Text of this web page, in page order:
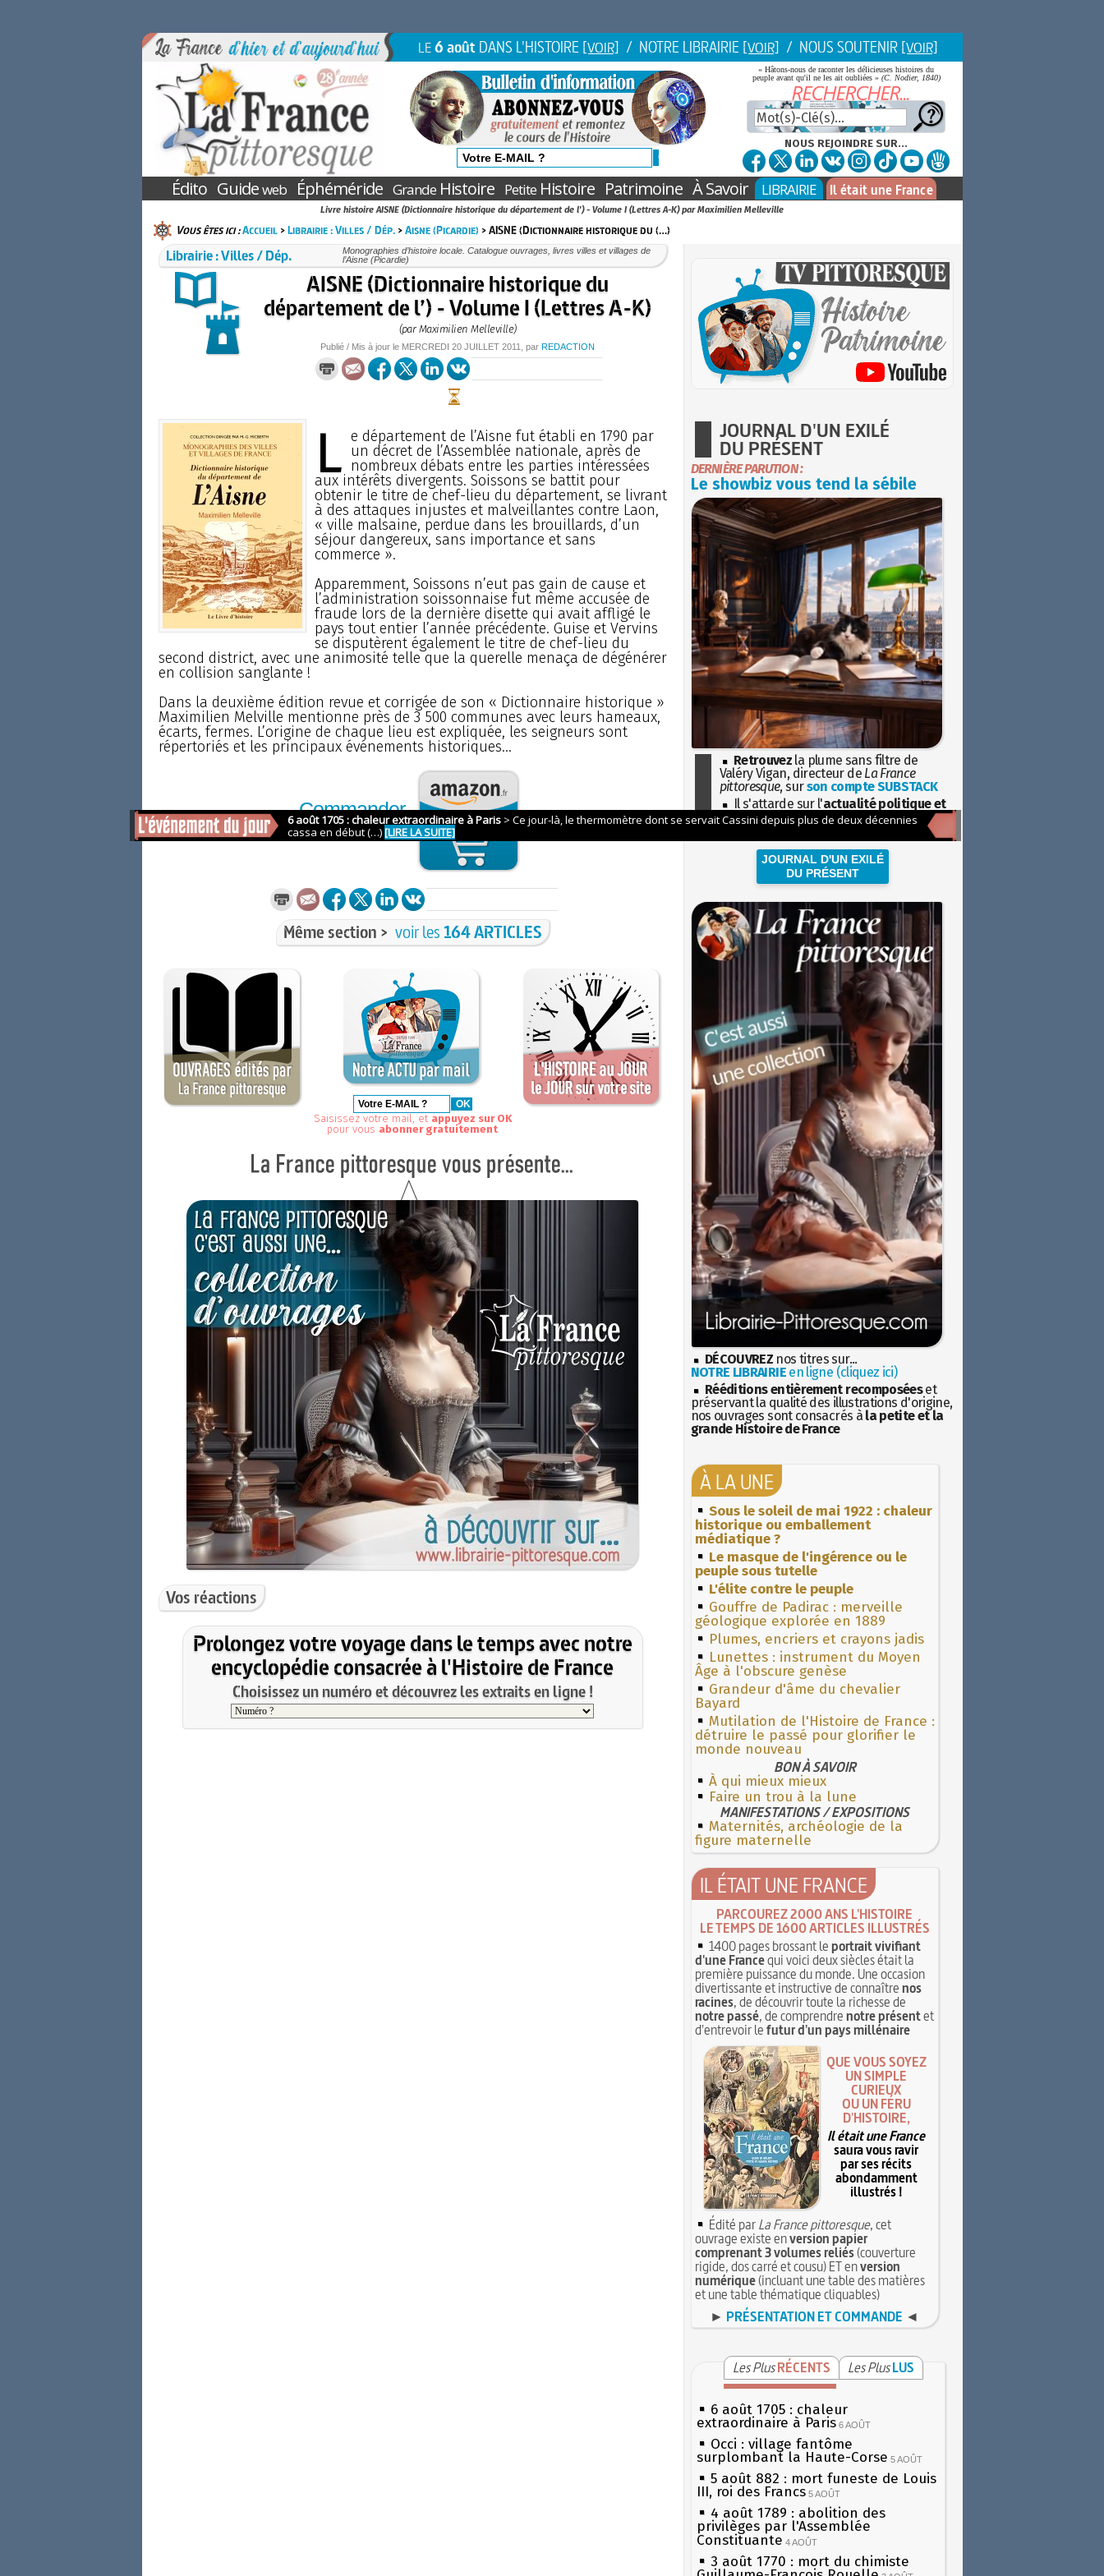
LE6 août DANS L'HISTOIRE [VOIR] / NOTRE LIBRAIRIE [VOIR] / NOUS SOUTENIR [VOIR]
« Hâtons-nous de raconter les délicieuses histoires du
peuple avant qu'il ne les ait oubliées » (C. Nodier, 1840)
NOUS REJOINDRE SUR...
Édito Guideweb Éphéméride GrandeHistoire PetiteHistoire Patrimoine À Savoir LIBRAIRIE Il était une France
Livre histoire AISNE (Dictionnaire historique du département de l') - Volume I (Lettres A-K) par Maximilien Melleville
Vous êtes ici :Accueil>Librairie : Villes / Dép.>Aisne (Picardie) > AISNE (Dictionnaire historique du (…)
Librairie : Villes / Dép.
Monographies d’histoire locale. Catalogue ouvrages, livres villes et villages de
l’Aisne (Picardie)
AISNE (Dictionnaire historique du
département de l’) - Volume I (Lettres A-K)
(par Maximilien Melleville)
Publié / Mis à jour le MERCREDI 20 JUILLET 2011 , par REDACTION
L e département de l’Aisne fut établi en 1790 par
un décret de l’Assemblée nationale, après de
nombreux débats entre les parties intéressées
aux intérêts divergents. Soissons se battit pour
obtenir le titre de chef-lieu du département, se livrant
à des attaques injustes et malveillantes contre Laon,
« ville malsaine, perdue dans les brouillards, d’un
séjour dangereux, sans importance et sans
commerce ».
Apparemment, Soissons n’eut pas gain de cause et
l’administration soissonnaise fut même accusée de
fraude lors de la dernière disette qui avait affligé le
pays tout entier l’année précédente. Guise et Vervins
se disputèrent également le titre de chef-lieu du
second district, avec une animosité telle que la querelle menaça de dégénérer
en collision sanglante !
Dans la deuxième édition revue et corrigée de son « Dictionnaire historique »
Maximilien Melville mentionne près de 3 500 communes avec leurs hameaux,
écarts, fermes. L’origine de chaque lieu est expliquée, les seigneurs sont
répertoriés et les principaux événements historiques...
Commander
sur Amazon
Même section > voir les 164 ARTICLES
Saisissez votre mail, et appuyez sur OK
pour vous abonner gratuitement
Vos réactions
Prolongez votre voyage dans le temps avec notre
encyclopédie consacrée à l'Histoire de France
Choisissez un numéro et découvrez les extraits en ligne !
JOURNAL D'UN EXILÉ
DU PRÉSENT
DERNIÈRE PARUTION :
Le showbiz vous tend la sébile
Retrouvez la plume sans filtre de
Valéry Vigan, directeur de La France
pittoresque, surson compte SUBSTACK
Il s'attarde sur l'actualité politique et
sociétaleavec la hauteur de vue de
JOURNAL D'UN EXILÉ
DU PRÉSENT
DÉCOUVREZ nos titres sur...
NOTRE LIBRAIRIEen ligne (cliquez ici)
Rééditions entièrement recomposéeset
préservant la qualité des illustrations d'origine,
nos ouvrages sont consacrés à la petite et la
grande Histoire de France
À LA UNE
Sous le soleil de mai 1922 : chaleur
historique ou emballement
médiatique ?
Le masque de l'ingérence ou le
peuple sous tutelle
L'élite contre le peuple
Gouffre de Padirac : merveille
géologique explorée en 1889
Plumes, encriers et crayons jadis
Lunettes : instrument du Moyen
Âge à l'obscure genèse
Grandeur d'âme du chevalier
Bayard
Mutilation de l'Histoire de France :
détruire le passé pour glorifier le
monde nouveau
BON À SAVOIR
À qui mieux mieux
Faire un trou à la lune
MANIFESTATIONS / EXPOSITIONS
Maternités, archéologie de la
figure maternelle
IL ÉTAIT UNE FRANCE
PARCOUREZ 2000 ANS L'HISTOIRE
LE TEMPS DE 1600 ARTICLES ILLUSTRÉS
1400 pages brossant leportrait vivifiant
d'une Francequi voici deux siècles était la
première puissance du monde. Une occasion
divertissante et instructive de connaîtrenos
racines, de découvrir toute la richesse de
notre passé, de comprendrenotre présentet
d'entrevoir lefutur d'un pays millénaire
QUE VOUS SOYEZ
UN SIMPLE
CURIEUX
OU UN FÉRU
D'HISTOIRE,
Il était une France
saura vous ravir
par ses récits
abondamment
illustrés !
Édité parLa France pittoresque, cet
ouvrage existe enversion papier
comprenant 3 volumes reliés(couverture
rigide, dos carré et cousu) ET enversion
numérique(incluant une table des matières
et une table thématique cliquables)
► PRÉSENTATION ET COMMANDE ◄
Les Plus RÉCENTS Les Plus LUS
6 août 1705 : chaleur
extraordinaire à Paris 6 AOÛT
Occi : village fantôme
surplombant la Haute-Corse 5 AOÛT
5 août 882 : mort funeste de Louis
III, roi des Francs 5 AOÛT
4 août 1789 : abolition des
privilèges par l'Assemblée
Constituante 4 AOÛT
3 août 1770 : mort du chimiste